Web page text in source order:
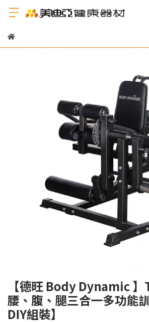
【德旺 Body Dynamic
腰、腹、腿三合一多功能
DIY組裝】